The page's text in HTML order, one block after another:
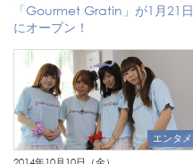
「Gourmet Gratin」が1月21日
にオープン！
エンタメ